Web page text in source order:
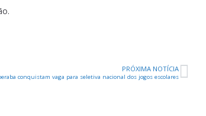
PRÓXIMA NOTÍCIA
conquistam vaga para seletiva nacional dos jogos escolares